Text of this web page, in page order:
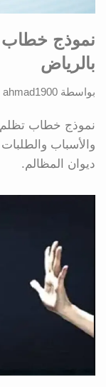
نموذج خطاب
بالرياض
بواسطة ahmad1900
نموذج خطاب تظلم
والأسباب والطلبات
ديوان المظالم.